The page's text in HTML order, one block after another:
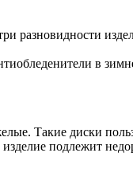
разновидности
в
Такие диски
подлежит